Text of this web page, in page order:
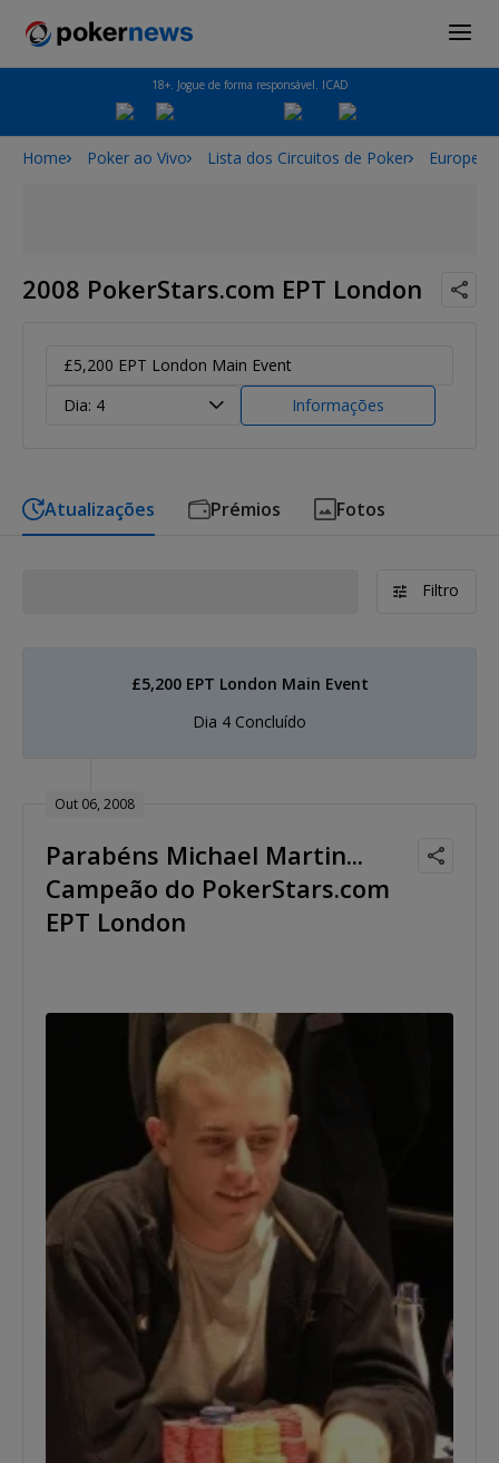
18+. Jogue de forma responsável. ICAD
Home Poker ao Vivo Lista dos Circuitos de Poker
2008 PokerStars.com EPT London
£5,200 EPT London Main Event
Dia: 4
Informações
Atualizações Prémios Fotos
Filtro
£5,200 EPT London Main Event
Dia 4 Concluído
Out 06, 2008
Parabéns Michael Martin...
Campeão do PokerStars.com
EPT London